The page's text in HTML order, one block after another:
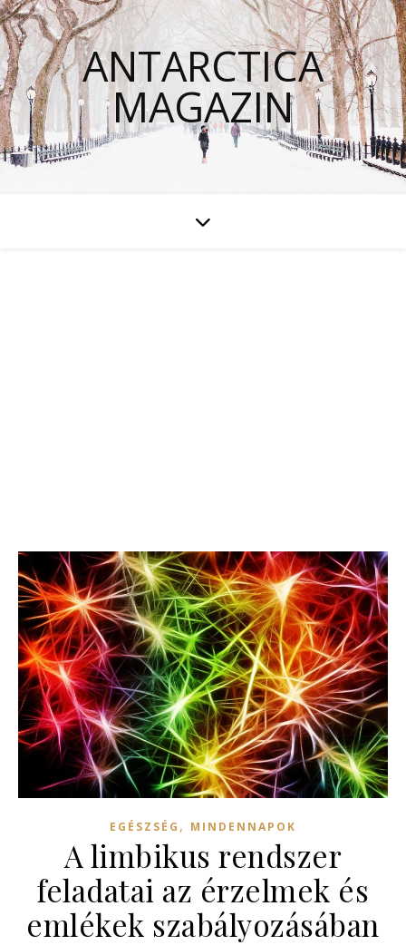
ANTARCTICA
MAGAZIN
EGÉSZSÉG , MINDENNAPOK
A limbikus rendszer
feladatai az érzelmek és
emlékek szabályozásában